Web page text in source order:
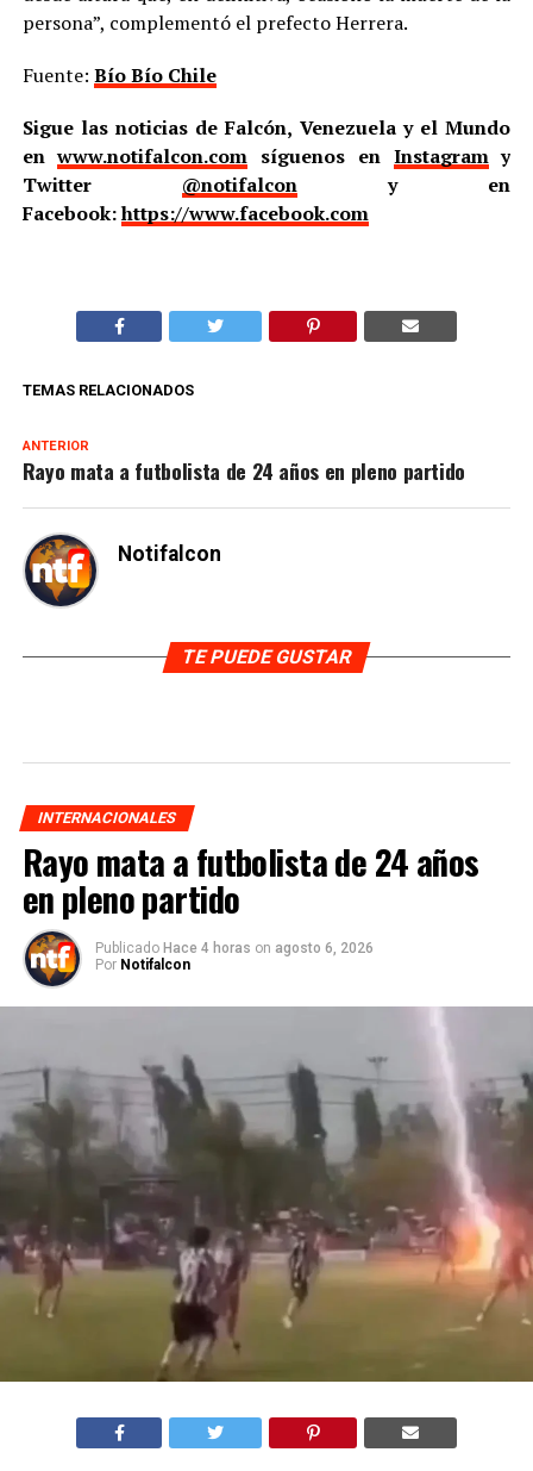
persona”, complementó el prefecto Herrera.
Fuente: Bío Bío Chile
Sigue las noticias de Falcón, Venezuela y el Mundo
enwww.notifalcon.com síguenos en Instagramy
Twitter @notifalcony en
Facebook:https://www.facebook.com
TEMAS RELACIONADOS
ANTERIOR
Rayo mata a futbolista de 24 años en pleno partido
Notifalcon
TE PUEDE GUSTAR
INTERNACIONALES
Rayo mata a futbolista de 24 años
en pleno partido
Publicado Hace 4 horas on agosto 6, 2026
Por Notifalcon